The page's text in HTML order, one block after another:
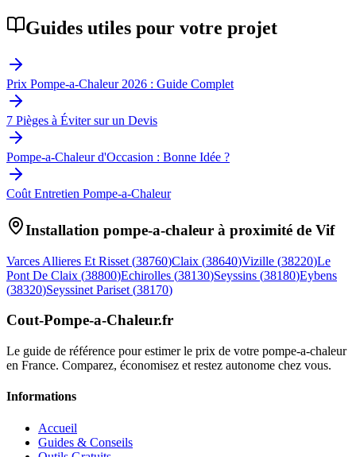
Guides utiles pour votre projet
Prix Pompe-a-Chaleur 2026 : Guide Complet
7 Pièges à Éviter sur un Devis
Pompe-a-Chaleur d'Occasion : Bonne Idée ?
Coût Entretien Pompe-a-Chaleur
Installation pompe-a-chaleur à proximité de Vif
Varces Allieres Et Risset (38760)Claix (38640)Vizille (38220)Le
Pont De Claix (38800)Echirolles (38130)Seyssins (38180)Eybens
(38320)Seyssinet Pariset (38170)
Cout-Pompe-a-Chaleur.fr
Le guide de référence pour estimer le prix de votre pompe-a-chaleur
en France. Comparez, économisez et restez autonome chez vous.
Informations
Accueil
Guides & Conseils